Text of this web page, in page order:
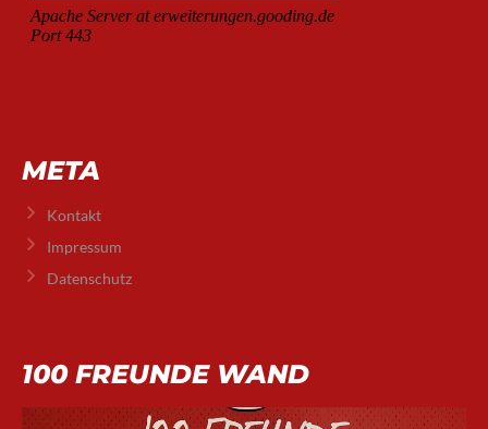
META
Kontakt
Impressum
Datenschutz
100 FREUNDE WAND